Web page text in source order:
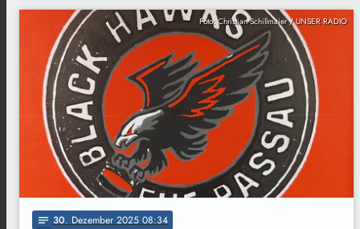
Foto: Christian Schillmaier / UNSER RADIO
notes 30. Dezember 2025 08:34